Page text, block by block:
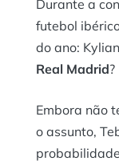
Durante a
futebol
do ano:
Real Madrid?
Embora não
o assunto,